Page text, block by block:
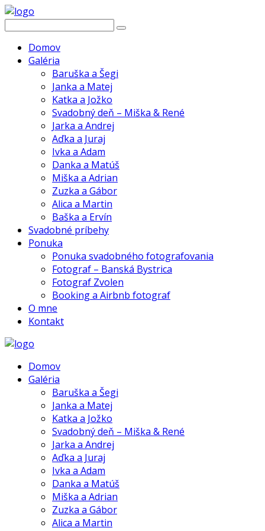
Domov
Galéria
Baruška a Šegi
Janka a Matej
Katka a Jožko
Svadobný deň – Miška & René
Jarka a Andrej
Aďka a Juraj
Ivka a Adam
Danka a Matúš
Miška a Adrian
Zuzka a Gábor
Alica a Martin
Baška a Ervín
Svadobné príbehy
Ponuka
Ponuka svadobného fotografovania
Fotograf – Banská Bystrica
Fotograf Zvolen
Booking a Airbnb fotograf
O mne
Kontakt
Domov
Galéria
Baruška a Šegi
Janka a Matej
Katka a Jožko
Svadobný deň – Miška & René
Jarka a Andrej
Aďka a Juraj
Ivka a Adam
Danka a Matúš
Miška a Adrian
Zuzka a Gábor
Alica a Martin